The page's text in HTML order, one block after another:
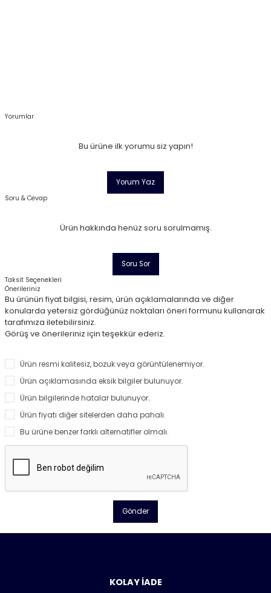
Yorumlar
Bu ürüne ilk yorumu siz yapın!
Yorum Yaz
Soru & Cevap
Ürün hakkında henüz soru sorulmamış.
Soru Sor
Taksit Seçenekleri
Önerileriniz
Bu ürünün fiyat bilgisi, resim, ürün açıklamalarında ve diğer
konularda yetersiz gördüğünüz noktaları öneri formunu kullanarak
tarafımıza iletebilirsiniz.
Görüş ve önerileriniz için teşekkür ederiz.
Ürün resmi kalitesiz, bozuk veya görüntülenemiyor.
Ürün açıklamasında eksik bilgiler bulunuyor.
Ürün bilgilerinde hatalar bulunuyor.
Ürün fiyatı diğer sitelerden daha pahalı.
Bu ürüne benzer farklı alternatifler olmalı.
Gönder
KOLAY İADE